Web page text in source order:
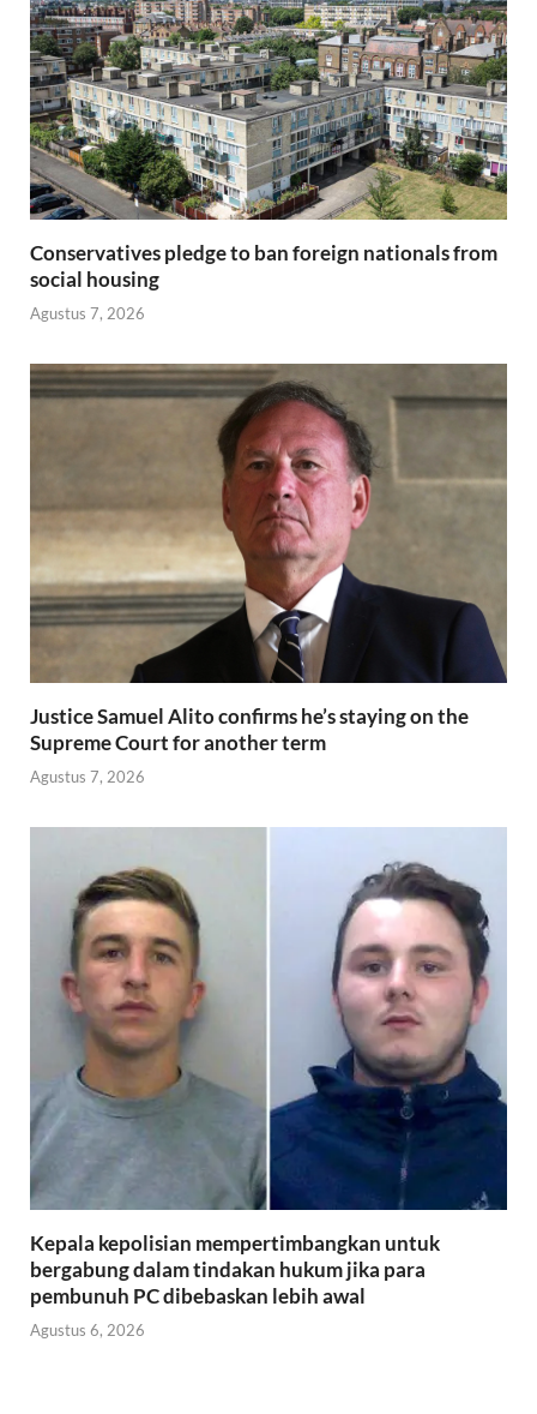
Conservatives pledge to ban foreign nationals from
social housing
Agustus 7, 2026
Justice Samuel Alito confirms he’s staying on the
Supreme Court for another term
Agustus 7, 2026
Kepala kepolisian mempertimbangkan untuk
bergabung dalam tindakan hukum jika para
pembunuh PC dibebaskan lebih awal
Agustus 6, 2026